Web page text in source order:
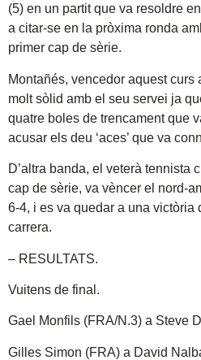
(5) en un partit que va resoldre
a citar-se en la pròxima ronda
primer cap de sèrie.
Montañés, vencedor aquest curs
molt sòlid amb el seu servei ja
quatre boles de trencament que
acusar els deu ‘aces’ que va
D’altra banda, el veterà tennista
cap de sèrie, va vèncer el nord-
6-4, i es va quedar a una victòria
carrera.
– RESULTATS.
Vuitens de final.
Gael Monfils (FRA/N.3) a Steve
Gilles Simon (FRA) a David